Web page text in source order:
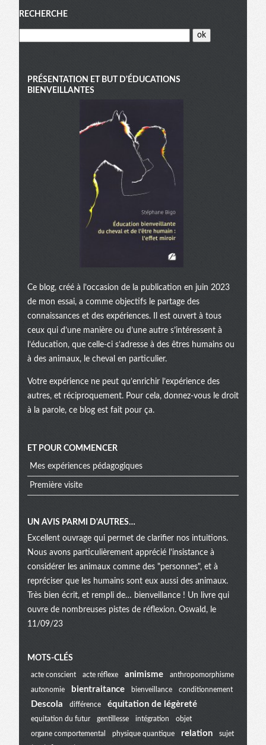
Menu
RECHERCHE
PRÉSENTATION ET BUT D'ÉDUCATIONS
BIENVEILLANTES
Ce blog, créé à l’occasion de la publication en juin 2023
de mon essai, a comme objectifs le partage des
connaissances et des expériences. Il est ouvert à tous
ceux qui d’une manière ou d’une autre s’intéressent à
l’éducation, que celle-ci s’adresse à des êtres humains ou
à des animaux, le cheval en particulier.
Votre expérience ne peut qu’enrichir l’expérience des
autres, et réciproquement. Pour cela, donnez-vous le droit
à la parole, ce blog est fait pour ça.
ET POUR COMMENCER
Mes expériences pédagogiques
Première visite
UN AVIS PARMI D'AUTRES…
Excellent ouvrage qui permet de clarifier nos intuitions.
Nous avons particulièrement apprécié l'insistance à
considérer les animaux comme des "personnes", et à
repréciser que les humains sont eux aussi des animaux.
Très bien écrit, et rempli de… bienveillance ! Un livre qui
ouvre de nombreuses pistes de réflexion. Oswald, le
11/09/23
Menu
extra
MOTS-CLÉS
acte conscient acte réflexe animisme anthropomorphisme
autonomie bientraitance bienveillance conditionnement
Descola différence équitation de légèreté
equitation du futur gentillesse intégration objet
organe comportemental physique quantique relation sujet